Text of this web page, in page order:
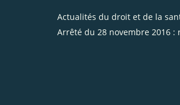
Actualités du droit et de la
Arrêté du 28 novembre 2016